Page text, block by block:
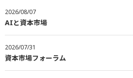
2026/08/07
AIと資本市場
2026/07/31
資本市場フォーラム